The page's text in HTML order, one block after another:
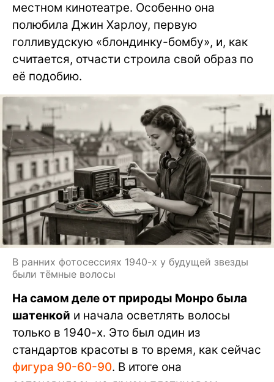
местном кинотеатре. Особенно она
полюбила Джин Харлоу, первую
голливудскую «блондинку-бомбу», и, как
считается, отчасти строила свой образ по
её подобию.
В ранних фотосессиях 1940-х у будущей звезды
были тёмные волосы
На самом деле от природы Монро была
шатенкой и начала осветлять волосы
только в 1940-х. Это был один из
стандартов красоты в то время, как сейчас
фигура 90-60-90. В итоге она